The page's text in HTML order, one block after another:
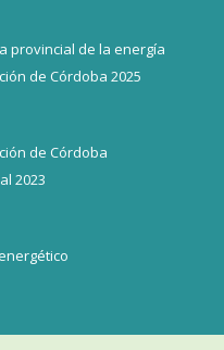
provincial de la energía
de Córdoba 2025
de Córdoba
2023